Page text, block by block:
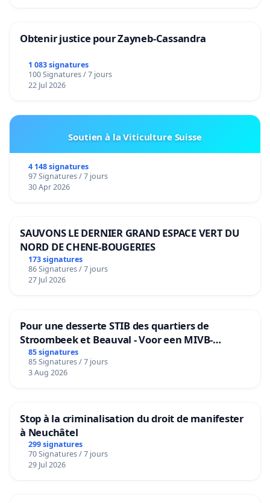
Obtenir justice pour Zayneb-Cassandra
1 083 signatures
100 Signatures / 7 jours
22 Jul 2026
Soutien à la Viticulture Suisse
4 148 signatures
97 Signatures / 7 jours
30 Apr 2026
SAUVONS LE DERNIER GRAND ESPACE VERT DU
NORD DE CHENE-BOUGERIES
173 signatures
86 Signatures / 7 jours
27 Jul 2026
Pour une desserte STIB des quartiers de
Stroombeek et Beauval - Voor een MIVB-
bediening van de wijken Strombeek en Het
Voor
85 signatures
85 Signatures / 7 jours
3 Aug 2026
Stop à la criminalisation du droit de manifester
à Neuchâtel
299 signatures
70 Signatures / 7 jours
29 Jul 2026